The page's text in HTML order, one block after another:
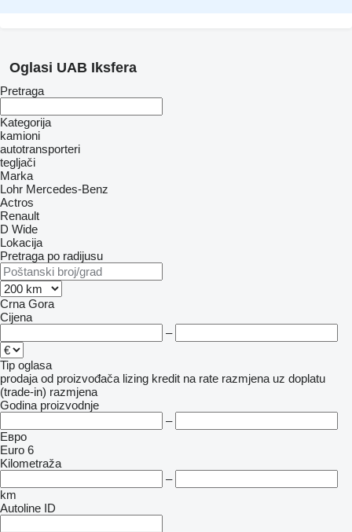
Oglasi UAB Iksfera
Pretraga
Kategorija
kamioni
autotransporteri
tegljači
Marka
Lohr Mercedes-Benz
Actros
Renault
D Wide
Lokacija
Pretraga po radijusu
Crna Gora
Cijena
–
Tip oglasa
prodaja od proizvođača lizing kredit na rate razmjena uz doplatu
(trade-in) razmjena
Godina proizvodnje
–
Евро
Euro 6
Kilometraža
–
km
Autoline ID